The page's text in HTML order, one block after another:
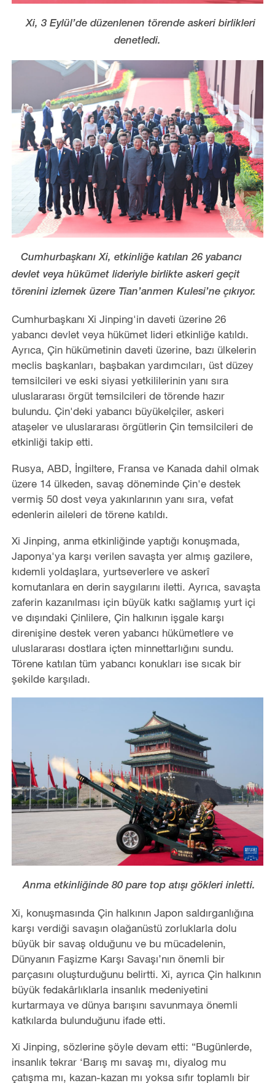
Xi, 3 Eylül’de düzenlenen törende askeri birlikleri
denetledi.
Cumhurbaşkanı Xi, etkinliğe katılan 26 yabancı
devlet veya hükümet lideriyle birlikte askeri geçit
törenini izlemek üzere Tian’anmen Kulesi’ne çıkıyor.
Cumhurbaşkanı Xi Jinping'in daveti üzerine 26
yabancı devlet veya hükümet lideri etkinliğe katıldı.
Ayrıca, Çin hükümetinin daveti üzerine, bazı ülkelerin
meclis başkanları, başbakan yardımcıları, üst düzey
temsilcileri ve eski siyasi yetkililerinin yanı sıra
uluslararası örgüt temsilcileri de törende hazır
bulundu. Çin'deki yabancı büyükelçiler, askeri
ataşeler ve uluslararası örgütlerin Çin temsilcileri de
etkinliği takip etti.
Rusya, ABD, İngiltere, Fransa ve Kanada dahil olmak
üzere 14 ülkeden, savaş döneminde Çin'e destek
vermiş 50 dost veya yakınlarının yanı sıra, vefat
edenlerin aileleri de törene katıldı.
Xi Jinping, anma etkinliğinde yaptığı konuşmada,
Japonya'ya karşı verilen savaşta yer almış gazilere,
kıdemli yoldaşlara, yurtseverlere ve askerî
komutanlara en derin saygılarını iletti. Ayrıca, savaşta
zaferin kazanılması için büyük katkı sağlamış yurt içi
ve dışındaki Çinlilere, Çin halkının işgale karşı
direnişine destek veren yabancı hükümetlere ve
uluslararası dostlara içten minnettarlığını sundu.
Törene katılan tüm yabancı konukları ise sıcak bir
şekilde karşıladı.
Anma etkinliğinde 80 pare top atışı gökleri inletti.
Xi, konuşmasında Çin halkının Japon saldırganlığına
karşı verdiği savaşın olağanüstü zorluklarla dolu
büyük bir savaş olduğunu ve bu mücadelenin,
Dünyanın Faşizme Karşı Savaşı’nın önemli bir
parçasını oluşturduğunu belirtti. Xi, ayrıca Çin halkının
büyük fedakârlıklarla insanlık medeniyetini
kurtarmaya ve dünya barışını savunmaya önemli
katkılarda bulunduğunu ifade etti.
Xi Jinping, sözlerine şöyle devam etti: “Bugünlerde,
insanlık tekrar ‘Barış mı savaş mı, diyalog mu
çatışma mı, kazan-kazan mı yoksa sıfır toplamlı bir